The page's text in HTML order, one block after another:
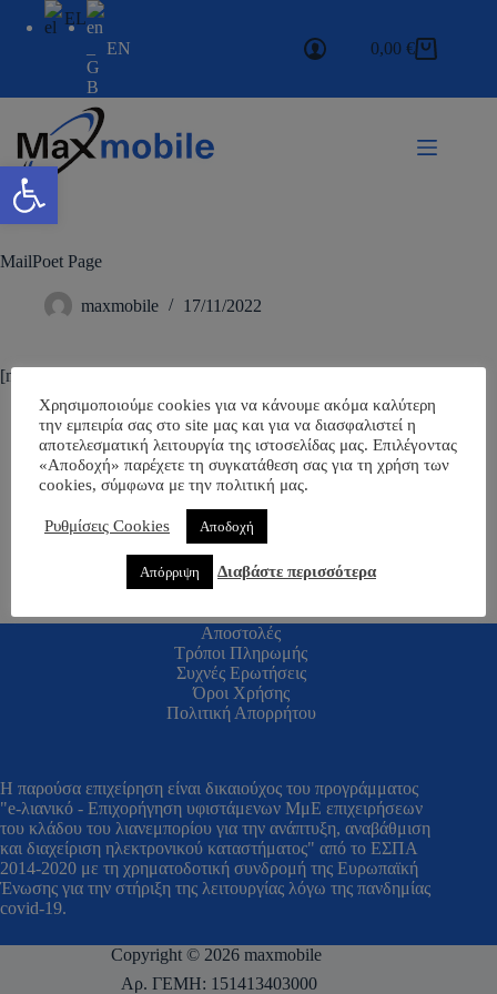
Ανοίξτε τη γραμμή εργαλείων
EL
EN
0,00€
MailPoet Page
maxmobile 17/11/2022
[mailpoet_page]
Αποστολές
Τρόποι Πληρωμής
Συχνές Ερωτήσεις
Όροι Χρήσης
Πολιτική Απορρήτου
H παρούσα επιχείρηση είναι δικαιούχος του προγράμματος
"e-λιανικό - Επιχορήγηση υφιστάμενων ΜμΕ επιχειρήσεων
του κλάδου του λιανεμπορίου για την ανάπτυξη, αναβάθμιση
και διαχείριση ηλεκτρονικού καταστήματος" από το ΕΣΠΑ
2014-2020 με τη χρηματοδοτική συνδρομή της Ευρωπαϊκή
Ένωσης για την στήριξη της λειτουργίας λόγω της πανδημίας
covid-19.
Copyright © 2026 maxmobile
Αρ. ΓΕΜΗ: 151413403000
Χρησιμοποιούμε cookies για να κάνουμε ακόμα καλύτερη
την εμπειρία σας στο site μας και για να διασφαλιστεί η
αποτελεσματική λειτουργία της ιστοσελίδας μας. Επιλέγοντας
«Αποδοχή» παρέχετε τη συγκατάθεση σας για τη χρήση των
cookies, σύμφωνα με την πολιτική μας.
Ρυθμίσεις Cookies Αποδοχή
Απόρριψη Διαβάστε περισσότερα